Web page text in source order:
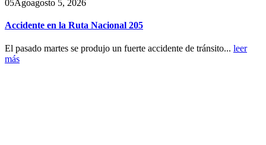
05Agoagosto 5, 2026
Accidente en la Ruta Nacional 205
El pasado martes se produjo un fuerte accidente de tránsito... leer
más